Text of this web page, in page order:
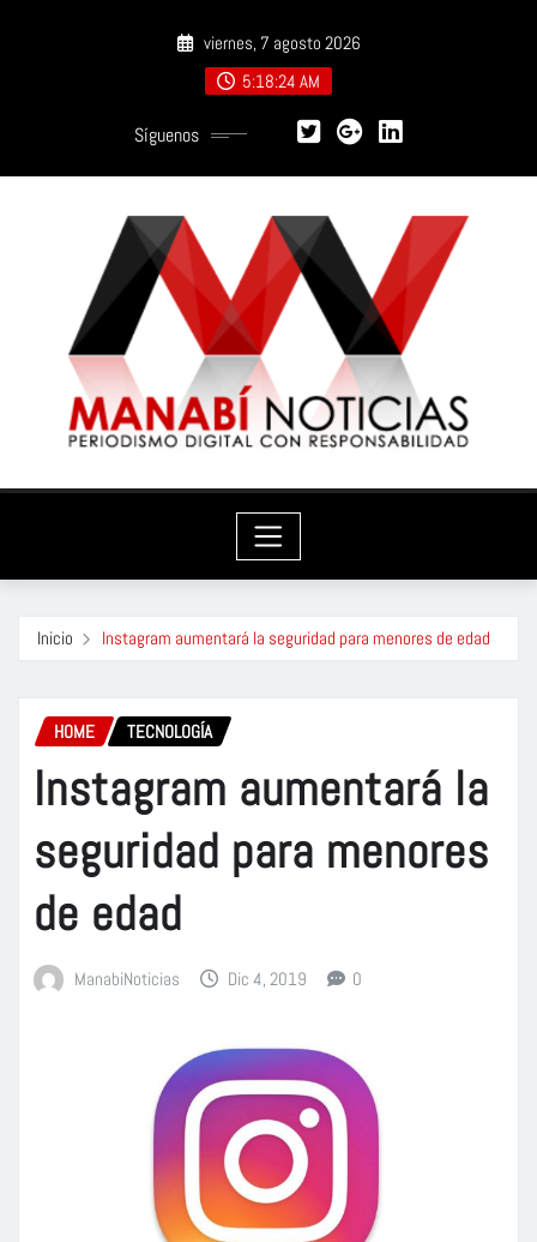
viernes, 7 agosto 2026
5:18:26 AM
Síguenos
Inicio Instagram aumentará la seguridad para menores de edad
HOME TECNOLOGÍA
Instagram aumentará la
seguridad para menores
de edad
ManabiNoticias Dic 4, 2019 0